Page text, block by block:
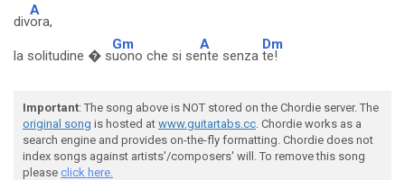
div
A
ora,
la solitudine � s
Gm
uono che si se
A
nte senza
Dm
te!
Important: The song above is NOT stored on the Chordie server. The
original song is hosted at www.guitartabs.cc. Chordie works as a
search engine and provides on-the-fly formatting. Chordie does not
index songs against artists'/composers' will. To remove this song
please click here.